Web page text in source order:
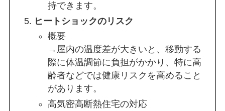
持できます。
ヒートショックのリスク
概要
→屋内の温度差が大きいと、移動する
際に体温調節に負担がかかり、特に高
齢者などでは健康リスクを高めること
があります。
高気密高断熱住宅の対応